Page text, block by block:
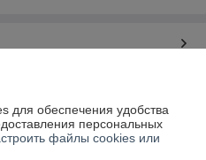
обеспечения удобства
персональных
файлы cookies или